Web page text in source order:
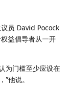
员 David Pocock
益倡导者从一开
为门槛至少应设在
他说。